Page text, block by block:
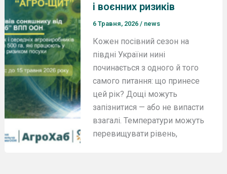
і воєнних ризиків
6 Травня, 2026/ news
Кожен посівний сезон на
півдні України нині
починається з одного й того
самого питання: що принесе
цей рік? Дощі можуть
запізнитися — або не випасти
взагалі. Температури можуть
перевищувати рівень,